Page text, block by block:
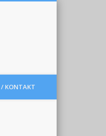
KONTAKT